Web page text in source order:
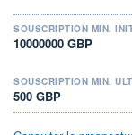
SOUSCRIPTION MIN.
10000000 GBP
SOUSCRIPTION MIN.
500 GBP